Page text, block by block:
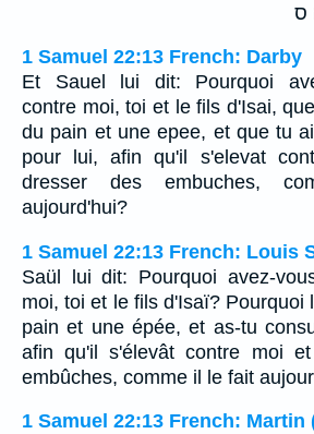
ס
1 Samuel 22:13 French: Darby
Et Sauel lui dit: Pourquoi
contre moi, toi et le fils d'Isai,
du pain et une epee, et que tu
pour lui, afin qu'il s'elevat
dresser des embuches,
aujourd'hui?
1 Samuel 22:13 French: Louis
Saül lui dit: Pourquoi avez-
moi, toi et le fils d'Isaï? Pourquoi
pain et une épée, et as-tu
afin qu'il s'élevât contre moi
embûches, comme il le fait
1 Samuel 22:13 French: Martin